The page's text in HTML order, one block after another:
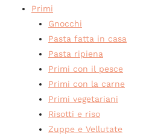
Primi
Gnocchi
Pasta fatta in casa
Pasta ripiena
Primi con il pesce
Primi con la carne
Primi vegetariani
Risotti e riso
Zuppe e Vellutate